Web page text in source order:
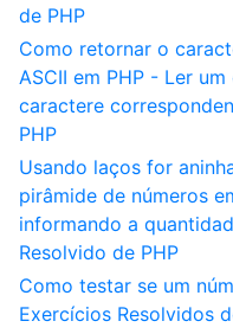
de PHP
Como retornar o
ASCII em PHP - Ler
caractere
PHP
Usando laços for
pirâmide de números
informando a
Resolvido de PHP
Como testar se um
Exercícios Resolvidos